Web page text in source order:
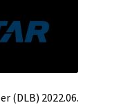
(DLB) 2022.06.